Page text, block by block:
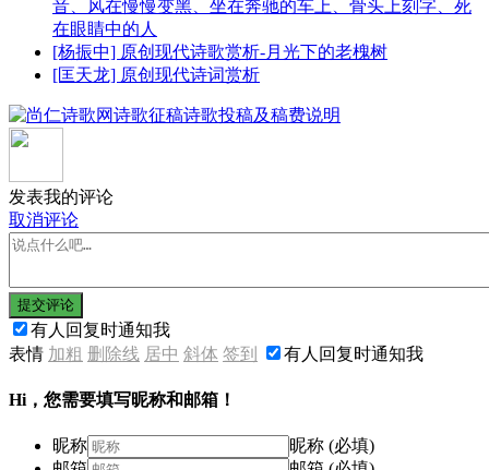
音、风在慢慢变黑、坐在奔驰的车上、骨头上刻字、死
在眼睛中的人
[杨振中] 原创现代诗歌赏析-月光下的老槐树
[匡天龙] 原创现代诗词赏析
发表我的评论
取消评论
提交评论
有人回复时通知我
表情 加粗 删除线 居中 斜体 签到 有人回复时通知我
Hi，您需要填写昵称和邮箱！
昵称
昵称 (必填)